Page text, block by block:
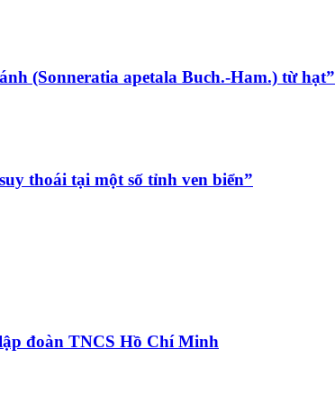
(Sonneratia apetala Buch.-Ham.) từ hạt”
thoái tại một số tỉnh ven biển”
đoàn TNCS Hồ Chí Minh